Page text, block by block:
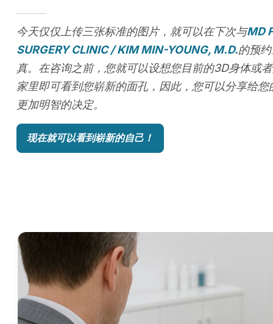
今天仅仅上传三张标准的图片，就可以在下次与MD
SURGERY CLINIC / KIM MIN-YOUNG, M.D.的预
真。在咨询之前，您就可以设想您目前的3D身体或
家里即可看到您崭新的面孔，因此，您可以分享给
更加明智的决定。
现在就可以看到崭新的自己！